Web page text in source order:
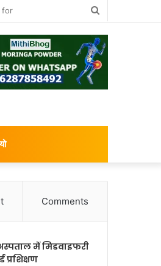
Comments
में मिडवाइफरी
प्रशिक्षण